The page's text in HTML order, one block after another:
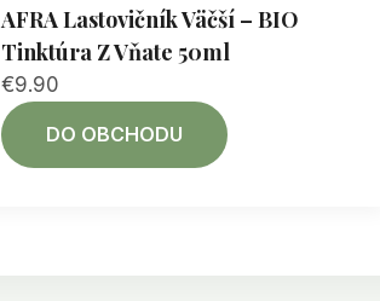
AFRA Lastovičník Väčší – BIO
Tinktúra Z Vňate 50ml
€9.90
DO OBCHODU